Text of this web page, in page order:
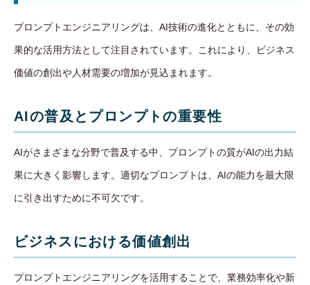
プロンプトエンジニアリングは、AI技術の進化とともに、その効
果的な活用方法として注目されています。これにより、ビジネス
価値の創出や人材需要の増加が見込まれます。
AIの普及とプロンプトの重要性
AIがさまざまな分野で普及する中、プロンプトの質がAIの出力結
果に大きく影響します。適切なプロンプトは、AIの能力を最大限
に引き出すために不可欠です。
ビジネスにおける価値創出
プロンプトエンジニアリングを活用することで、業務効率化や新